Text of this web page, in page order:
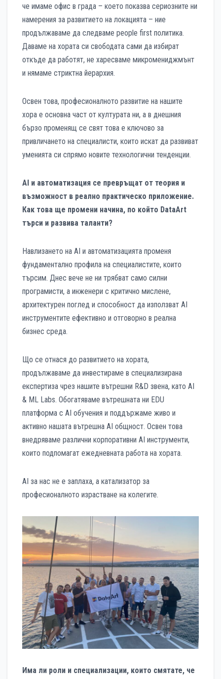
че имаме офис в града – което показва сериозните ни
намерения за развитието на локацията – ние
продължаваме да следваме people first политика.
Даваме на хората си свободата сами да избират
откъде да работят, не харесваме микромениджмънт
и нямаме стриктна йерархия.
Освен това, професионалното развитие на нашите
хора е основна част от културата ни, а в днешния
бързо променящ се свят това е ключово за
привличането на специалисти, които искат да развиват
уменията си спрямо новите технологични тенденции.
AI и автоматизация се превръщат от теория и
възможност в реално практическо приложение.
Как това ще промени начина, по който DataArt
търси и развива таланти?
Навлизането на AI и автоматизацията променя
фундаментално профила на специалистите, които
търсим. Днес вече не ни трябват само силни
програмисти, а инженери с критично мислене,
архитектурен поглед и способност да използват AI
инструментите ефективно и отговорно в реална
бизнес среда.
Що се отнася до развитието на хората,
продължаваме да инвестираме в специализирана
експертиза чрез нашите вътрешни R&D звена, като AI
& ML Labs. Обогатяваме вътрешната ни EDU
платформа с AI обучения и поддържаме живо и
активно нашата вътрешна AI общност. Освен това
внедряваме различни корпоративни AI инструменти,
които подпомагат ежедневната работа на хората.
AI за нас не е заплаха, а катализатор за
професионалното израстване на колегите.
Има ли роли и специализации, които смятате, че